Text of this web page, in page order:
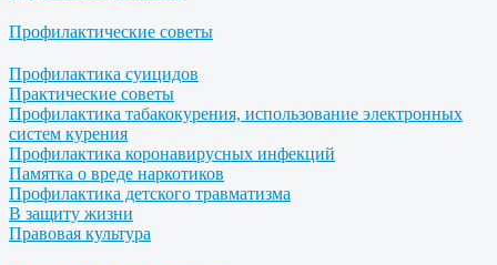
Профилактические советы
Профилактика суицидов
Практические советы
Профилактика табакокурения, использование электронных
систем курения
Профилактика коронавирусных инфекций
Памятка о вреде наркотиков
Профилактика детского травматизма
В защиту жизни
Правовая культура